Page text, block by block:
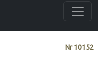
Nr10152